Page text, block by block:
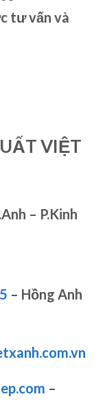
tư vấn và
VIỆT
– P.Kinh
– Hồng Anh
–